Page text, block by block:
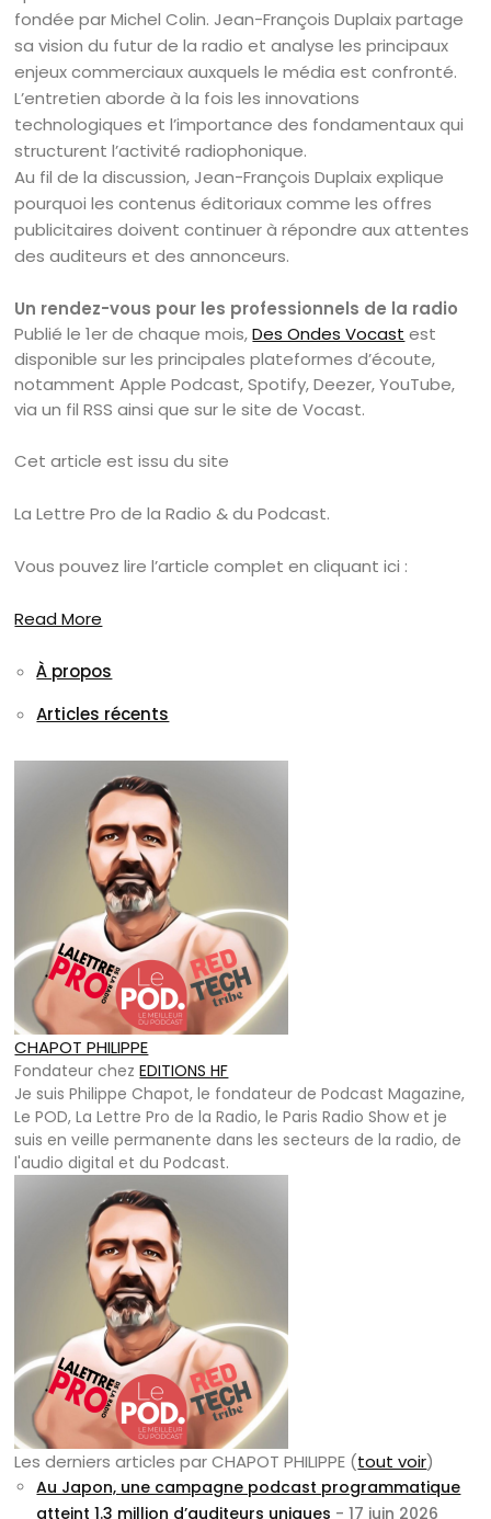
fondée par Michel Colin. Jean-François Duplaix partage
sa vision du futur de la radio et analyse les principaux
enjeux commerciaux auxquels le média est confronté.
L’entretien aborde à la fois les innovations
technologiques et l’importance des fondamentaux qui
structurent l’activité radiophonique.
Au fil de la discussion, Jean-François Duplaix explique
pourquoi les contenus éditoriaux comme les offres
publicitaires doivent continuer à répondre aux attentes
des auditeurs et des annonceurs.
Un rendez-vous pour les professionnels de la radio
Publié le 1er de chaque mois,Des Ondes Vocast est
disponible sur les principales plateformes d’écoute,
notamment Apple Podcast, Spotify, Deezer, YouTube,
via un fil RSS ainsi que sur le site de Vocast.
Cet article est issu du site
La Lettre Pro de la Radio & du Podcast.
Vous pouvez lire l’article complet en cliquant ici :
Read More
À propos
Articles récents
CHAPOT PHILIPPE
Fondateur chezEDITIONS HF
Je suis Philippe Chapot, le fondateur de Podcast Magazine,
Le POD, La Lettre Pro de la Radio, le Paris Radio Show et je
suis en veille permanente dans les secteurs de la radio, de
l'audio digital et du Podcast.
Les derniers articles par CHAPOT PHILIPPE (tout voir)
Au Japon, une campagne podcast programmatique
atteint 1.3 million d’auditeurs uniques - 17 juin 2026